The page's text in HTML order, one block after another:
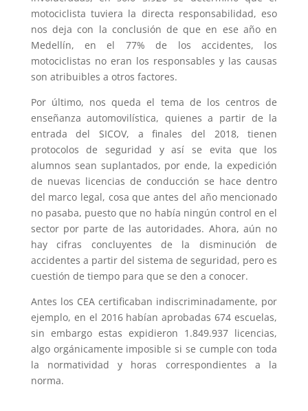
motociclista tuviera la directa responsabilidad, eso
nos deja con la conclusión de que en ese año en
Medellín, en el 77% de los accidentes, los
motociclistas no eran los responsables y las causas
son atribuibles a otros factores.
Por último, nos queda el tema de los centros de
enseñanza automovilística, quienes a partir de la
entrada del SICOV, a finales del 2018, tienen
protocolos de seguridad y así se evita que los
alumnos sean suplantados, por ende, la expedición
de nuevas licencias de conducción se hace dentro
del marco legal, cosa que antes del año mencionado
no pasaba, puesto que no había ningún control en el
sector por parte de las autoridades. Ahora, aún no
hay cifras concluyentes de la disminución de
accidentes a partir del sistema de seguridad, pero es
cuestión de tiempo para que se den a conocer.
Antes los CEA certificaban indiscriminadamente, por
ejemplo, en el 2016 habían aprobadas 674 escuelas,
sin embargo estas expidieron 1.849.937 licencias,
algo orgánicamente imposible si se cumple con toda
la normatividad y horas correspondientes a la
norma.